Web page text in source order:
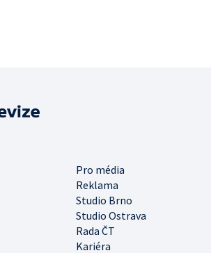
Pro média
Reklama
Studio Brno
Studio Ostrava
Rada ČT
Kariéra